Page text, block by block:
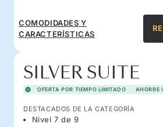
COMODIDADES Y
CARACTERÍSTICAS
SILVER SUITE
OFERTA POR TIEMPO LIMITADO AHORRE
DESTACADOS DE LA CATEGORÍA
Nivel 7 de 9